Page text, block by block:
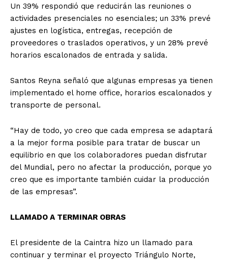
Un 39% respondió que reducirán las reuniones o
actividades presenciales no esenciales; un 33% prevé
ajustes en logística, entregas, recepción de
proveedores o traslados operativos, y un 28% prevé
horarios escalonados de entrada y salida.
Santos Reyna señaló que algunas empresas ya tienen
implementado el home office, horarios escalonados y
transporte de personal.
“Hay de todo, yo creo que cada empresa se adaptará
a la mejor forma posible para tratar de buscar un
equilibrio en que los colaboradores puedan disfrutar
del Mundial, pero no afectar la producción, porque yo
creo que es importante también cuidar la producción
de las empresas”.
LLAMADO A TERMINAR OBRAS
El presidente de la Caintra hizo un llamado para
continuar y terminar el proyecto Triángulo Norte,